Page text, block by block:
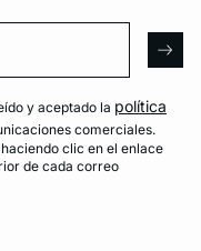
y aceptado la política
comerciales.
clic en el enlace
de cada correo